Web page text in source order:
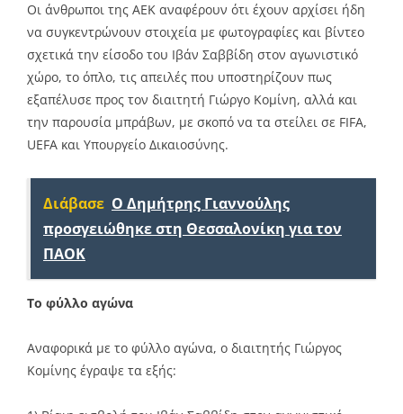
Οι άνθρωποι της ΑΕΚ αναφέρουν ότι έχουν αρχίσει ήδη
να συγκεντρώνουν στοιχεία με φωτογραφίες και βίντεο
σχετικά την είσοδο του Ιβάν Σαββίδη στον αγωνιστικό
χώρο, το όπλο, τις απειλές που υποστηρίζουν πως
εξαπέλυσε προς τον διαιτητή Γιώργο Κομίνη, αλλά και
την παρουσία μπράβων, με σκοπό να τα στείλει σε FIFA,
UEFA και Υπουργείο Δικαιοσύνης.
Διάβασε Ο Δημήτρης Γιαννούλης
προσγειώθηκε στη Θεσσαλονίκη για τον
ΠΑΟΚ
Το φύλλο αγώνα
Αναφορικά με το φύλλο αγώνα, ο διαιτητής Γιώργος
Κομίνης έγραψε τα εξής: